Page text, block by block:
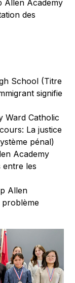
Allen Academy
des
School (Titre
signifie
Ward Catholic
La justice
pénal)
Academy
entre les
Allen
problème